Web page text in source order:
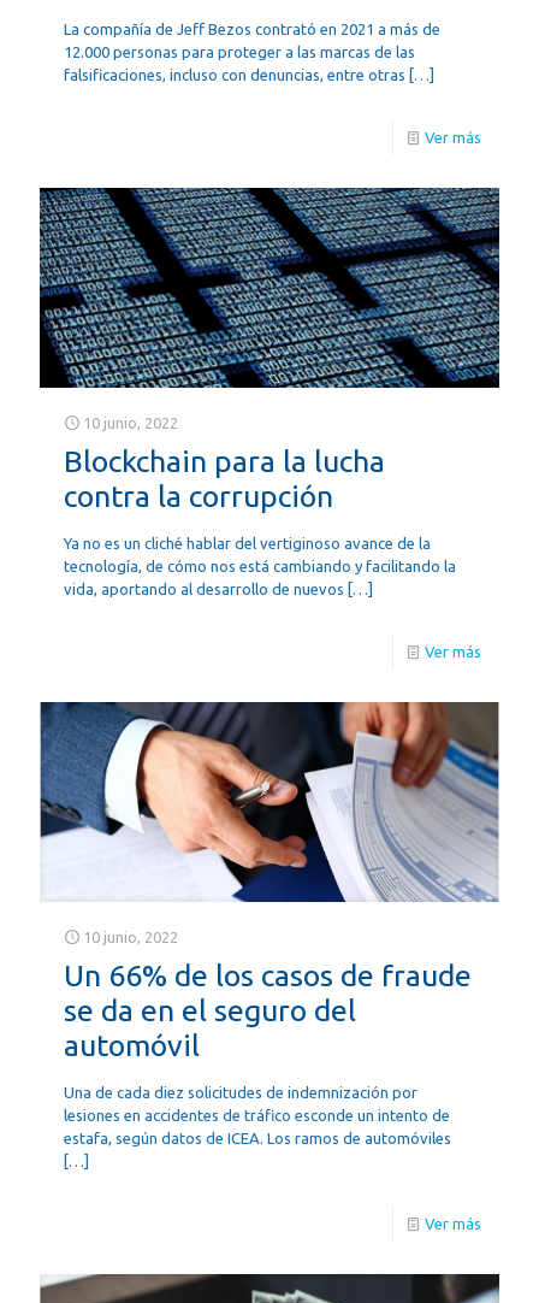
La compañía de Jeff Bezos contrató en 2021 a más de
12.000 personas para proteger a las marcas de las
falsificaciones, incluso con denuncias, entre otras […]
Ver más
10 junio, 2022
Blockchain para la lucha
contra la corrupción
Ya no es un cliché hablar del vertiginoso avance de la
tecnología, de cómo nos está cambiando y facilitando la
vida, aportando al desarrollo de nuevos […]
Ver más
10 junio, 2022
Un 66% de los casos de fraude
se da en el seguro del
automóvil
Una de cada diez solicitudes de indemnización por
lesiones en accidentes de tráfico esconde un intento de
estafa, según datos de ICEA. Los ramos de automóviles
[…]
Ver más